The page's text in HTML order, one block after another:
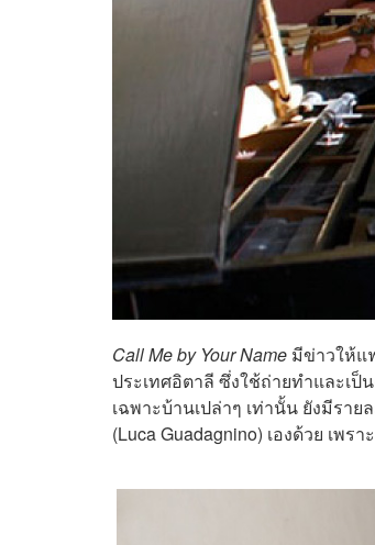
Call Me by Your Name มีข่าวให้แ
ประเทศอิตาลี ซึ่งใช้ถ่ายทำและเ
เฉพาะบ้านเปล่าๆ เท่านั้น ยังมีรา
(Luca Guadagnino) เองด้วย เพ